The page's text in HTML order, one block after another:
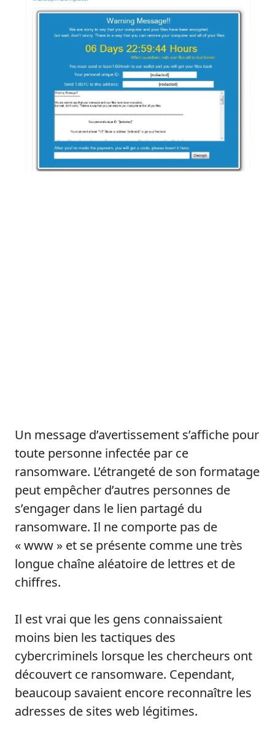
Un message d’avertissement s’affiche pour
toute personne infectée par ce
ransomware. L’étrangeté de son formatage
peut empêcher d’autres personnes de
s’engager dans le lien partagé du
ransomware. Il ne comporte pas de
« www » et se présente comme une très
longue chaîne aléatoire de lettres et de
chiffres.
Il est vrai que les gens connaissaient
moins bien les tactiques des
cybercriminels lorsque les chercheurs ont
découvert ce ransomware. Cependant,
beaucoup savaient encore reconnaître les
adresses de sites web légitimes.